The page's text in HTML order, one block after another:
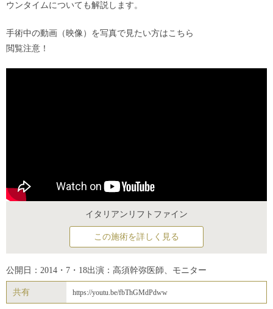
ウンタイムについても解説します。
手術中の動画（映像）を写真で見たい方はこちら
閲覧注意！
イタリアンリフトファイン
この施術を詳しく見る
公開日：2014・7・18出演：高須幹弥医師、モニター
共有 https://youtu.be/fbThGMdPdww